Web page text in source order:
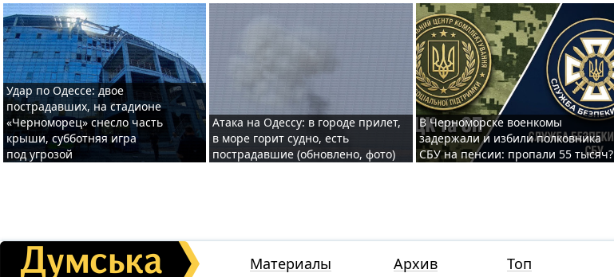
Удар по Одессе: двое
пострадавших, на стадионе
«Черноморец» снесло часть
крыши, субботняя игра
под угрозой
Атака на Одессу: в городе прилет,
в море горит судно, есть
пострадавшие (обновлено, фото)
В Черноморске военкомы
задержали и избили полковника
СБУ на пенсии: пропали 55 тысяч?
Материалы Архив Топ